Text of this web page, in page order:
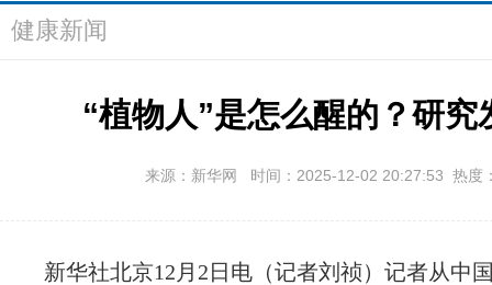
健康新闻
“植物人”是怎么醒的？研究
来源：新华网 时间：2025-12-02 20:27:53 热度
新华社北京12月2日电（记者刘祯）记者从中